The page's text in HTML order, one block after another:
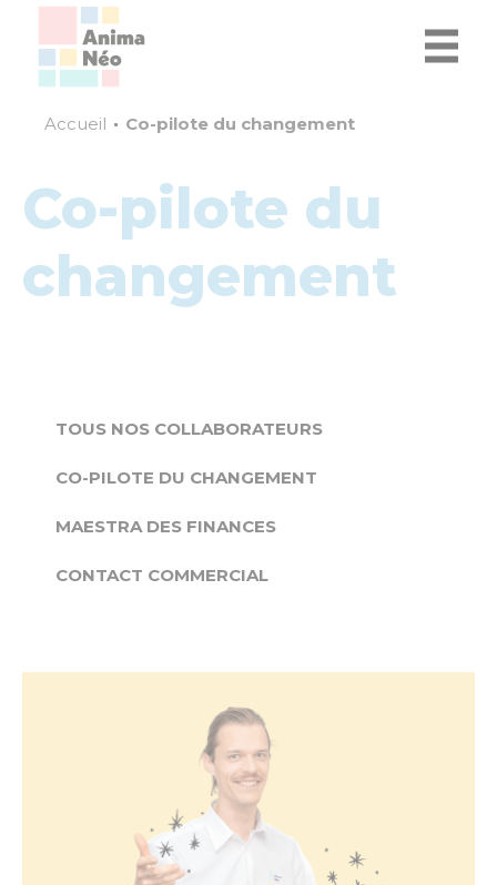
Accueil Co-pilote du changement
Co-pilote du
changement
TOUS NOS COLLABORATEURS
CO-PILOTE DU CHANGEMENT
MAESTRA DES FINANCES
CONTACT COMMERCIAL